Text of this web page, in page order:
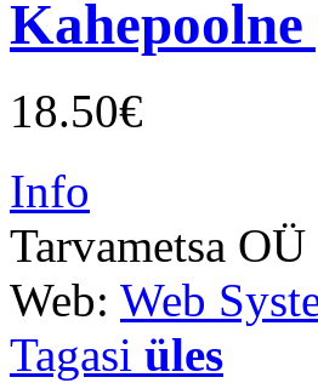
18.50€
Info
Tarvametsa
Web: Web
Tagasi üles